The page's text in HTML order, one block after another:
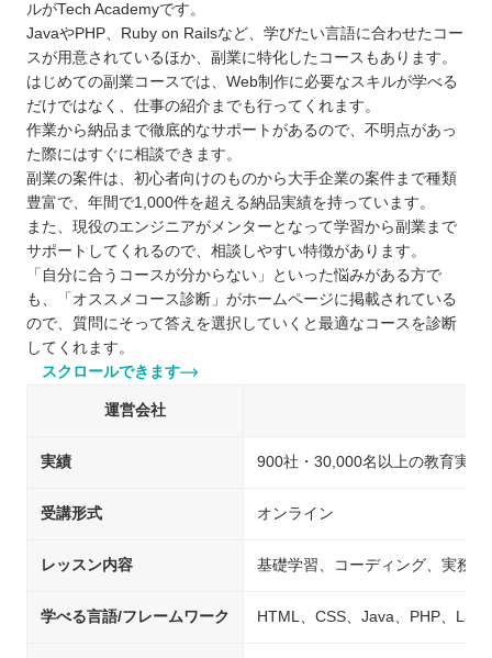
ルがTech Academyです。
JavaやPHP、Ruby on Railsなど、学びたい言語に合わせたコー
スが用意されているほか、副業に特化したコースもあります。
はじめての副業コースでは、Web制作に必要なスキルが学べる
だけではなく、仕事の紹介までも行ってくれます。
作業から納品まで徹底的なサポートがあるので、不明点があっ
た際にはすぐに相談できます。
副業の案件は、初心者向けのものから大手企業の案件まで種類
豊富で、年間で1,000件を超える納品実績を持っています。
また、現役のエンジニアがメンターとなって学習から副業まで
サポートしてくれるので、相談しやすい特徴があります。
「自分に合うコースが分からない」といった悩みがある方で
も、「オススメコース診断」がホームページに掲載されている
ので、質問にそって答えを選択していくと最適なコースを診断
してくれます。
スクロールできます
運営会社
実績 900社・30,000名以上の教育実績
受講形式 オンライン
レッスン内容 基礎学習、コーディング、実務
学べる言語/フレームワーク HTML、CSS、Java、PHP、